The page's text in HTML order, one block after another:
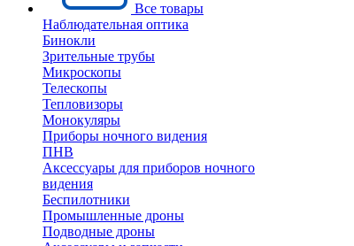
Все товары
Наблюдательная оптика
Бинокли
Зрительные трубы
Микроскопы
Телескопы
Тепловизоры
Монокуляры
Приборы ночного видения
ПНВ
Аксессуары для приборов ночного
видения
Беспилотники
Промышленные дроны
Подводные дроны